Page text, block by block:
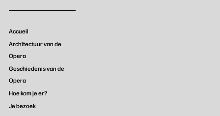
Accueil
Architectuur van de
Opera
Geschiedenis van de
Opera
Hoe kom je er?
Je bezoek